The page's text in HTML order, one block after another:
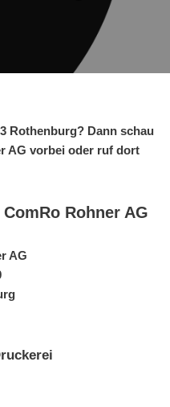
Rothenburg? Dann schau
AG vorbei oder ruf dort
Rohner AG
AG